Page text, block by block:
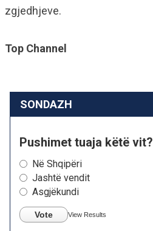
zgjedhjeve.
Top Channel
SONDAZH
Pushimet tuaja këtë vit?
Në Shqipëri
Jashtë vendit
Asgjëkundi
Vote View Results